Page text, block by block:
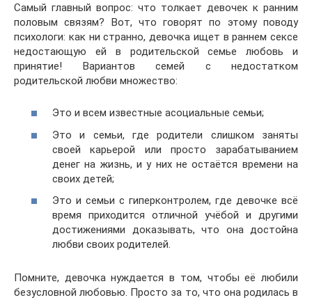
Самый главный вопрос: что толкает девочек к ранним
половым связям? Вот, что говорят по этому поводу
психологи: как ни странно, девочка ищет в раннем сексе
недостающую ей в родительской семье любовь и
принятие! Вариантов семей с недостатком
родительской любви множество:
Это и всем известные асоциальные семьи;
Это и семьи, где родители слишком заняты
своей карьерой или просто зарабатыванием
денег на жизнь, и у них не остаётся времени на
своих детей;
Это и семьи с гиперконтролем, где девочке всё
время приходится отличной учёбой и другими
достижениями доказывать, что она достойна
любви своих родителей.
Помните, девочка нуждается в том, чтобы её любили
безусловной любовью. Просто за то, что она родилась в